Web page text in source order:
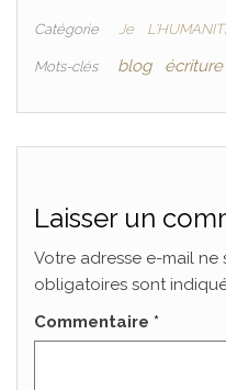
Catégorie Je
Mots-clés blog écriture
Laisser un
Votre adresse e-mail ne
obligatoires sont
Commentaire *